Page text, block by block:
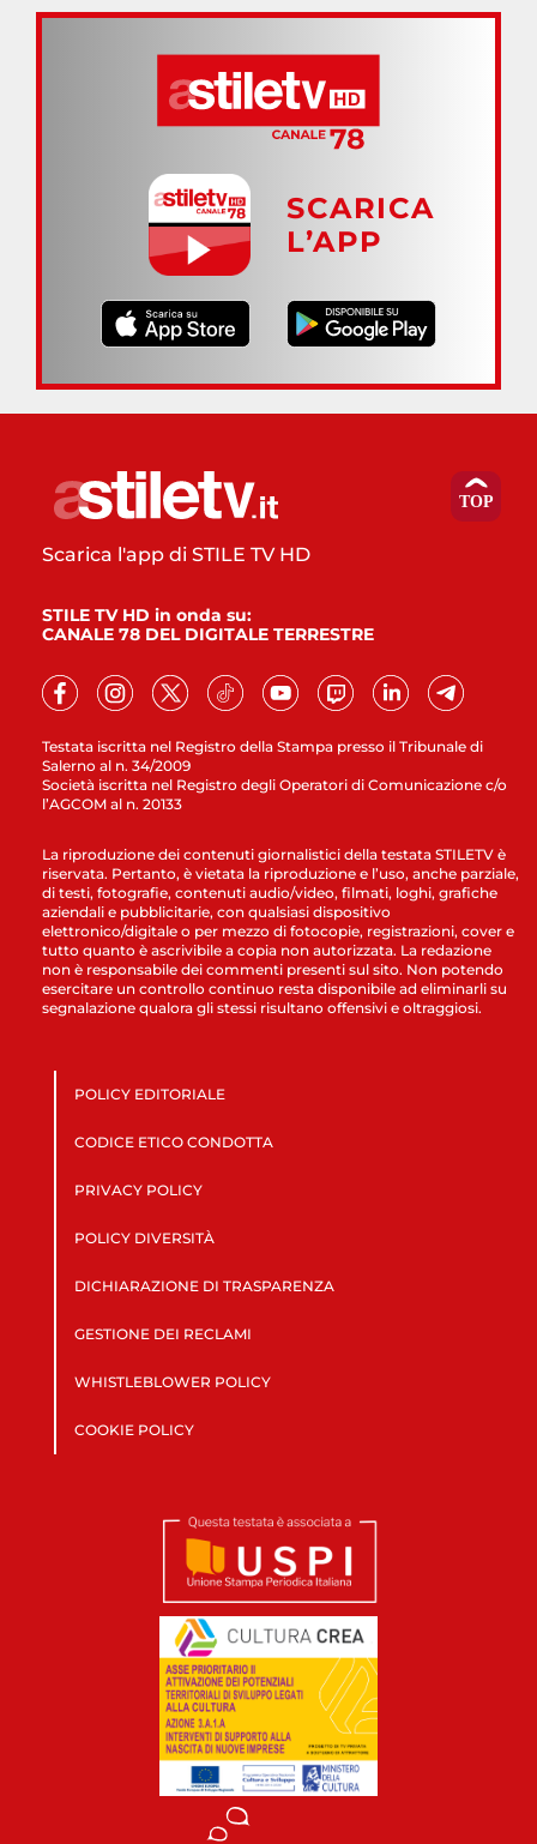
SCARICA
L’APP
Testata iscritta nel Registro della Stampa presso il Tribunale di
Salerno al n. 34/2009
Società iscritta nel Registro degli Operatori di Comunicazione c/o
l’AGCOM al n. 20133
Scarica l'app di STILE TV HD
STILE TV HD in onda su:
CANALE 78 DEL DIGITALE TERRESTRE
La riproduzione dei contenuti giornalistici della testata STILETV è
riservata. Pertanto, è vietata la riproduzione e l’uso, anche parziale,
di testi, fotografie, contenuti audio/video, filmati, loghi, grafiche
aziendali e pubblicitarie, con qualsiasi dispositivo
elettronico/digitale o per mezzo di fotocopie, registrazioni, cover e
tutto quanto è ascrivibile a copia non autorizzata. La redazione
non è responsabile dei commenti presenti sul sito. Non potendo
esercitare un controllo continuo resta disponibile ad eliminarli su
segnalazione qualora gli stessi risultano offensivi e oltraggiosi.
POLICY EDITORIALE
CODICE ETICO CONDOTTA
PRIVACY POLICY
POLICY DIVERSITÀ
DICHIARAZIONE DI TRASPARENZA
GESTIONE DEI RECLAMI
WHISTLEBLOWER POLICY
COOKIE POLICY